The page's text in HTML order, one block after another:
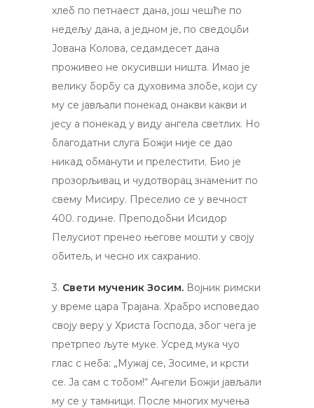
хлеб по петнаест дана, још чешће по
недељу дана, а једном је, по сведоџби
Јована Колова, седамдесет дана
проживео не окусивши ништа. Имао је
велику борбу са духовима злобе, који су
му се јављали понекад онакви какви и
јесу а понекад у виду ангела светлих. Но
благодатни слуга Божји није се дао
никад обманути и прелестити. Био је
прозорљивац и чудотворац знаменит по
свему Мисиру. Преселио се у вечност
400. године. Преподобни Исидор
Пелусиот пренео његове мошти у своју
обитељ, и чесно их сахранио.
3. Свети мученик Зосим. Војник римски
у време цара Трајана. Храбро исповедао
своју веру у Христа Господа, због чега је
претрпео љуте муке. Усред мука чуо
глас с неба: „Мужај се, Зосиме, и крсти
се. Ја сам с тобом!“ Ангели Божји јављали
му се у тамници. После многих мучења